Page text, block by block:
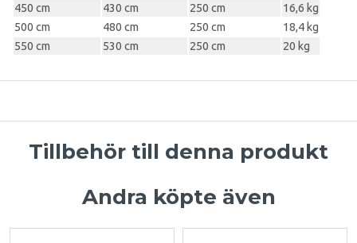
450 cm
430 cm 250 cm
16,6 kg
500 cm
480 cm 250 cm
18,4 kg
550 cm
530 cm 250 cm 20 kg
Tillbehör till denna produkt
Andra köpte även